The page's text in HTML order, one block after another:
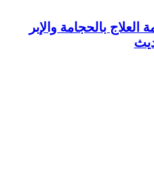
بالحجامة والإبر